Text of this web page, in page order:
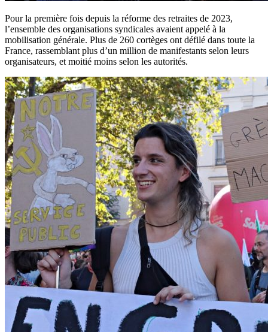
Pour la première fois depuis la réforme des retraites de 2023,
l’ensemble des organisations syndicales avaient appelé à la
mobilisation générale. Plus de 260 cortèges ont défilé dans toute la
France, rassemblant plus d’un million de manifestants selon leurs
organisateurs, et moitié moins selon les autorités.